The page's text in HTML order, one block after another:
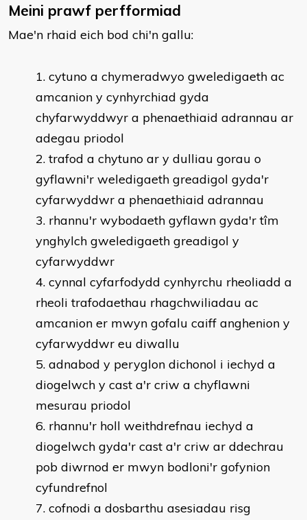
Meini prawf perfformiad
Mae'n rhaid eich bod chi'n gallu:
cytuno a chymeradwyo gweledigaeth ac
amcanion y cynhyrchiad gyda
chyfarwyddwyr a phenaethiaid adrannau ar
adegau priodol
trafod a chytuno ar y dulliau gorau o
gyflawni'r weledigaeth greadigol gyda'r
cyfarwyddwr a phenaethiaid adrannau
rhannu'r wybodaeth gyflawn gyda'r tîm
ynghylch gweledigaeth greadigol y
cyfarwyddwr
cynnal cyfarfodydd cynhyrchu rheoliadd a
rheoli trafodaethau rhagchwiliadau ac
amcanion er mwyn gofalu caiff anghenion y
cyfarwyddwr eu diwallu
adnabod y peryglon dichonol i iechyd a
diogelwch y cast a'r criw a chyflawni
mesurau priodol
rhannu'r holl weithdrefnau iechyd a
diogelwch gyda'r cast a'r criw ar ddechrau
pob diwrnod er mwyn bodloni'r gofynion
cyfundrefnol
cofnodi a dosbarthu asesiadau risg